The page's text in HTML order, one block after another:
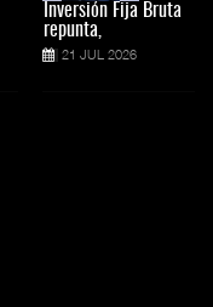
Inversión Fija Bruta
repunta,
21 JUL 2026